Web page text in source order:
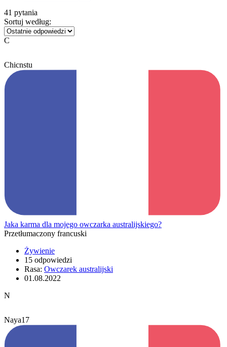
41 pytania
Sortuj według:
C
Chicnstu
Jaka karma dla mojego owczarka australijskiego?
Przetłumaczony francuski
Żywienie
15 odpowiedzi
Rasa: Owczarek australijski
01.08.2022
N
Naya17